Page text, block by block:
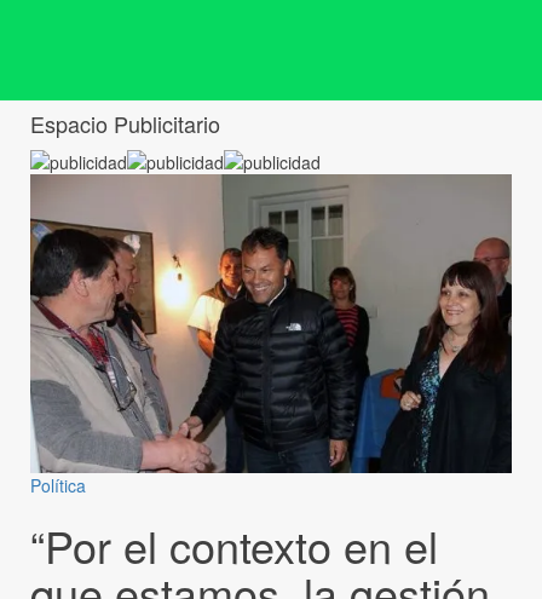
Espacio Publicitario
Política
“Por el contexto en el